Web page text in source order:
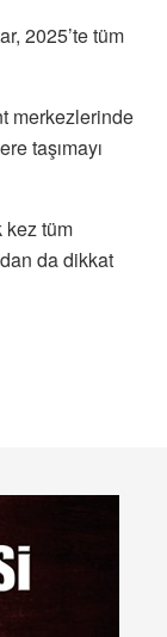
2025’te tüm
merkezlerinde
taşımayı
kez tüm
da dikkat